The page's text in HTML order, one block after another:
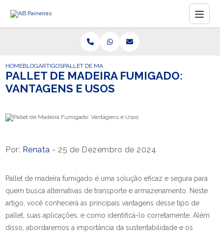
HOMEBLOGARTIGOSPALLET DE MADEIRA FUMIGADO: VANTAGENS E USOS
PALLET DE MADEIRA FUMIGADO:
VANTAGENS E USOS
Por: Renata - 25 de Dezembro de 2024
Pallet de madeira fumigado é uma solução eficaz e segura para
quem busca alternativas de transporte e armazenamento. Neste
artigo, você conhecerá as principais vantagens desse tipo de
pallet, suas aplicações, e como identificá-lo corretamente. Além
disso, abordaremos a importância da sustentabilidade e os